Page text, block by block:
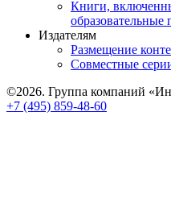
Книги,
Издателям
Размещение
Совместные
©2026. Группа компаний
+7 (495) 859-48-60